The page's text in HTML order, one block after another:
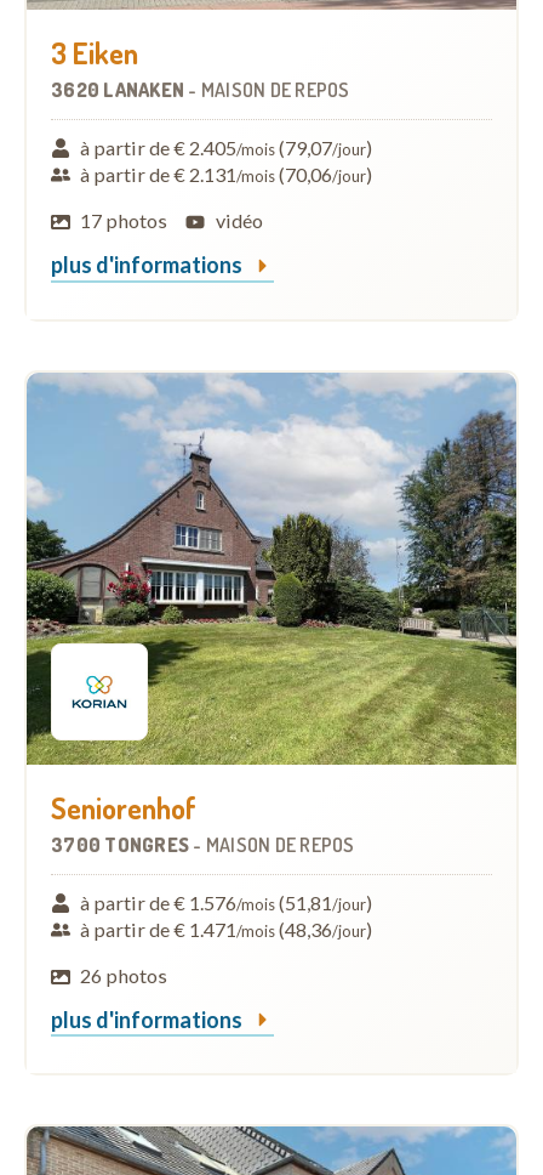
3 Eiken
3620 LANAKEN - MAISON DE REPOS
à partir de € 2.405/mois(79,07/jour)
à partir de € 2.131/mois(70,06/jour)
17 photos
vidéo
plus d'informations
Seniorenhof
3700 TONGRES - MAISON DE REPOS
à partir de € 1.576/mois(51,81/jour)
à partir de € 1.471/mois(48,36/jour)
26 photos
plus d'informations